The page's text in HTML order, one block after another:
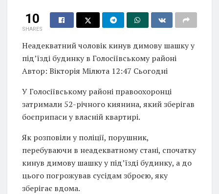
10
SHARES
Неадекватний чоловік кинув димову шашку у
під’їзді будинку в Голосіївському районі
Автор: Вікторія Мілюта 12:47 Сьогодні
У Голосіївському районі правоохоронці
затримали 52-річного киянина, який зберігав
боєприпаси у власній квартирі.
Як розповіли у поліції, порушник,
перебуваючи в неадекватному стані, спочатку
кинув димову шашку у під’їзді будинку, а до
цього погрожував сусідам зброєю, яку
зберігає вдома.